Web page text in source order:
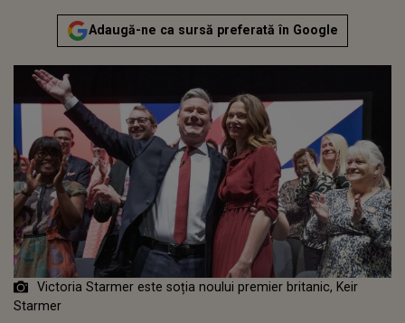
Adaugă-ne ca sursă preferată în Google
Victoria Starmer este soția noului premier britanic, Keir
Starmer